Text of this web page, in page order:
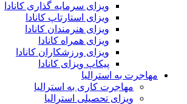
ویزای سرمایه گذاری کانادا
ویزای استارتاپ کانادا
ویزای هنرمندان کانادا
ویزای همراه کانادا
ویزای ورزشکاران کانادا
پیکاپ ویزای کانادا
مهاجرت به استرالیا
مهاجرت کاری به استرالیا
ویزای تحصیلی استرالیا